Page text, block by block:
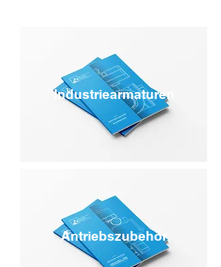
Industriearmaturen
Antriebszubehör